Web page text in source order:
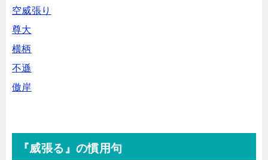
空威張り
尊大
横柄
不遜
傲岸
『威張る』の慣用句